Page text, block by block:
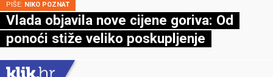
PIŠE: NIKO POZNAT
Vlada objavila nove cijene goriva: Od
ponoći stiže veliko poskupljenje